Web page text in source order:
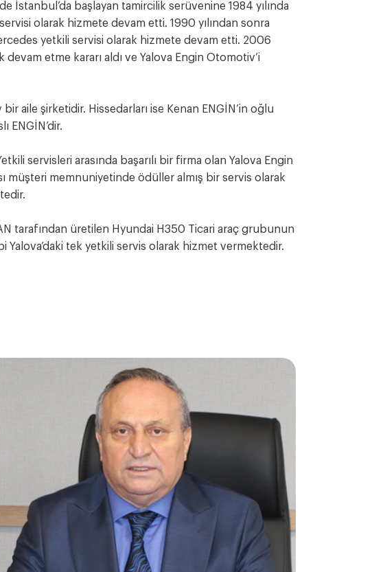
İstanbul’da başlayan tamircilik serüvenine 1984 yılında
olarak hizmete devam etti. 1990 yılından sonra
yetkili servisi olarak hizmete devam etti. 2006
devam etme kararı aldı ve Yalova Engin Otomotiv’i
aile şirketidir. Hissedarları ise Kenan ENGİN’in oğlu
ENGİN’dir.
servisleri arasında başarılı bir firma olan Yalova Engin
müşteri memnuniyetinde ödüller almış bir servis olarak
tarafından üretilen Hyundai H350 Ticari araç grubunun
Yalova’daki tek yetkili servis olarak hizmet vermektedir.